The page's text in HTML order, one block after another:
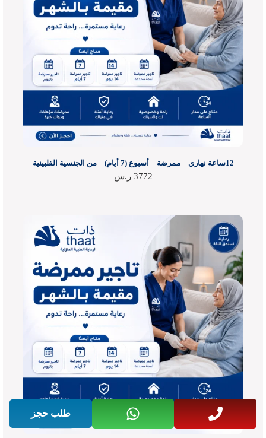
12ساعة نهاري – ممرضة – أسبوع (7 أيام) – من الجنسية الفلبينية
3772 ر.س
طلب حجز